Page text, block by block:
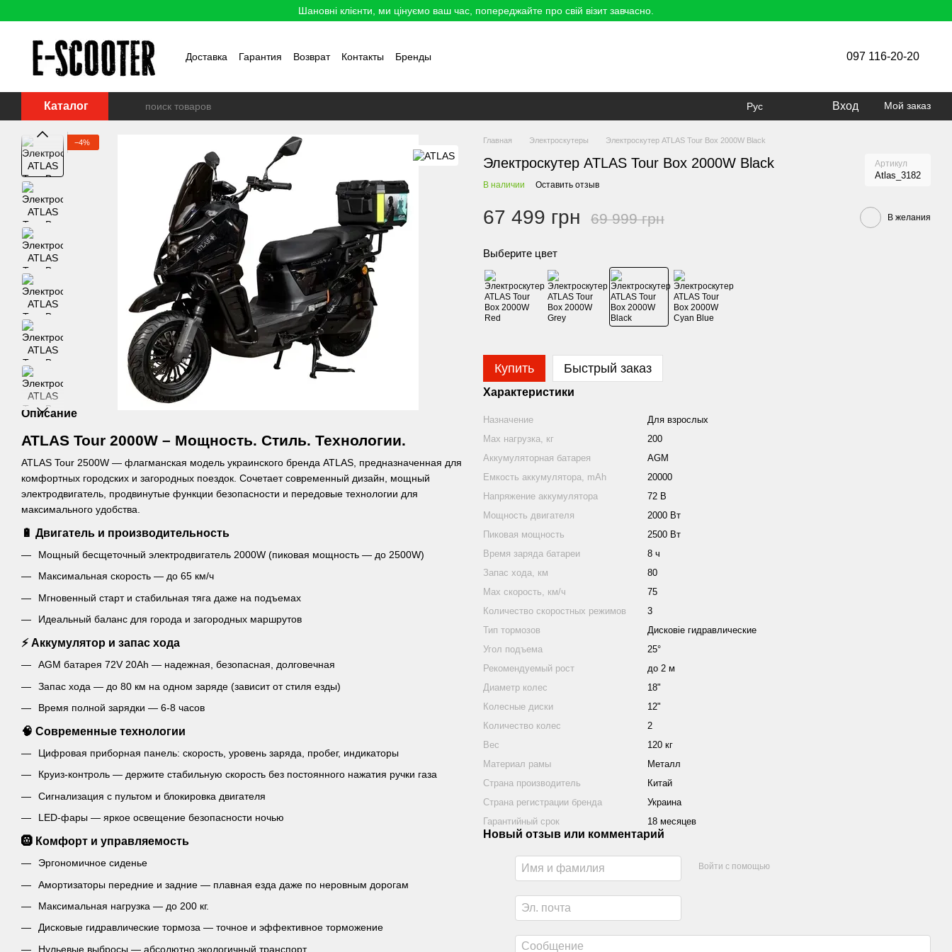
Шановні клієнти, ми цінуємо ваш час, попереджайте про свій візит завчасно.
Доставка Гарантия Возврат Контакты Бренды 097 116-20-20
Каталог Рус Вход Мой заказ
−4%
Описание
ATLAS Tour 2000W – Мощность. Стиль. Технологии.
ATLAS Tour 2500W — флагманская модель украинского бренда ATLAS, предназначенная для
комфортных городских и загородных поездок. Сочетает современный дизайн, мощный
электродвигатель, продвинутые функции безопасности и передовые технологии для
максимального удобства.
🔋 Двигатель и производительность
Мощный бесщеточный электродвигатель 2000W (пиковая мощность — до 2500W)
Максимальная скорость — до 65 км/ч
Мгновенный старт и стабильная тяга даже на подъемах
Идеальный баланс для города и загородных маршрутов
⚡ Аккумулятор и запас хода
AGM батарея 72V 20Ah — надежная, безопасная, долговечная
Запас хода — до 80 км на одном заряде (зависит от стиля езды)
Время полной зарядки — 6-8 часов
🧠 Современные технологии
Цифровая приборная панель: скорость, уровень заряда, пробег, индикаторы
Круиз-контроль — держите стабильную скорость без постоянного нажатия ручки газа
Сигнализация с пультом и блокировка двигателя
LED-фары — яркое освещение безопасности ночью
🛞 Комфорт и управляемость
Эргономичное сиденье
Амортизаторы передние и задние — плавная езда даже по неровным дорогам
Максимальная нагрузка — до 200 кг.
Дисковые гидравлические тормоза — точное и эффективное торможение
Нульевые выбросы — абсолютно экологичный транспорт
Главная Электроскутеры Электроскутер ATLAS Tour Box 2000W Black
Электроскутер ATLAS Tour Box 2000W Black Артикул
Atlas_3182
В наличии Оставить отзыв
67 499 грн 69 999 грн В желания
Выберите цвет
Купить Быстрый заказ
Характеристики
Назначение
Для взрослых
Mаx нагрузка, кг
200
Аккумуляторная батарея
AGM
Емкость аккумулятора, mAh
20000
Напряжение аккумулятора
72 В
Мощность двигателя
2000 Вт
Пиковая мощность
2500 Вт
Время заряда батареи
8 ч
Запас хода, км
80
Max скорость, км/ч
75
Количество скоростных режимов
3
Тип тормозов
Дисковіе гидравлические
Угол подъема
25°
Рекомендуемый рост
до 2 м
Диаметр колес
18"
Колесные диски
12"
Количество колес
2
Вес
120 кг
Материал рамы
Металл
Страна производитель
Китай
Страна регистрации бренда
Украина
Гарантийный срок
18 месяцев
Новый отзыв или комментарий
Войти с помощью